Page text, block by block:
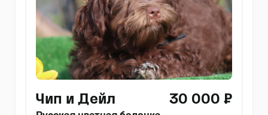
Чип и Дейл 30 000 ₽